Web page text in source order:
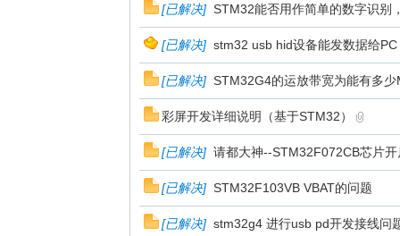
[已解决] STM32能否用作简单的数字识别
[已解决] stm32 usb hid设备能发数据给
[已解决] STM32G4的运放带宽为能有多少
彩屏开发详细说明（基于STM32）
[已解决] 请都大神--STM32F072CB芯片
[已解决] STM32F103VB VBAT的问题
[已解决] stm32g4 进行usb pd开发接线问